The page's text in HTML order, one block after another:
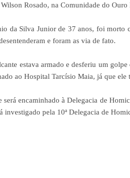
Rosado, na Comunidade do
da Silva Junior de 37 anos, foi morto
e foram as via de fato.
estava armado e desferiu um
ao Hospital Tarcísio Maia, já que
será encaminhado à Delegacia de
investigado pela 10ª Delegacia de